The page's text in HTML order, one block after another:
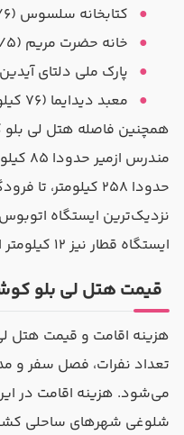
کتابخانه سلسوس (۲۴/۶ کیلومتر)
خانه حضرت مریم (۲۹/۵ کیلومتر)
پارک ملی دلتای آیدین (۵۸/۹
معبد دیدایما (۷۶ کیلومتر)
همچنین فاصله هتل لی
مندرس
ایستگاه قطار نیز ۱۲ کیلومتر است.
قیمت هتل لی بلو
هزینه اقامت و قیمت هتل
تعداد نفرات، فصل سفر
می‌شود. هزینه اقامت در
شلوغی شهرهای ساحلی